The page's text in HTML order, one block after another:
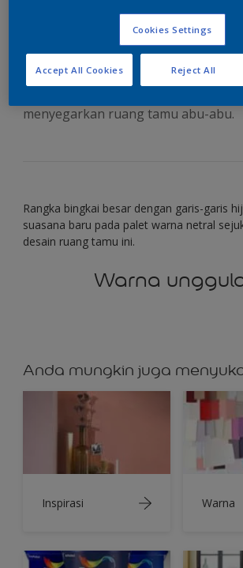
menghidupkan
abu-abu yang
menyegarkan ruang tamu abu-abu.
Rangka bingkai besar dengan garis-garis
suasana baru pada palet warna netral
desain ruang tamu ini.
Warna
Anda mungkin juga
Inspirasi Warna
Cookies Settings
Reject All
Accept All Cookies